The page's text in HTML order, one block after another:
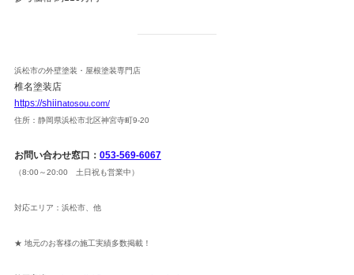
浜松市の外壁塗装・屋根塗装専門店
椎名塗装店
https://shiinatosou.com/
住所：静岡県浜松市北区神宮寺町9-20
お問い合わせ窓口： 053-569-6067
（8:00～20:00 土日祝も営業中）
対応エリア：浜松市、他
★ 地元のお客様の施工実績多数掲載！